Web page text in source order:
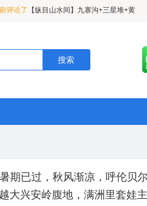
评论了 【纵目山水间】九寨沟+三星堆+黄
乐园或都江堰•松州古城•定制 2+1 带腿拖
纯玩>精华 3 日游 A 线九黄熊/B 线九黄都
论了【九寨姑娘】 <九寨•黄龙•四姑娘山•
堰•2-8 人 VIP 小团•半自由车拼车>半自
期已过，秋风渐凉，呼伦贝
大兴安岭腹地，满洲里套娃